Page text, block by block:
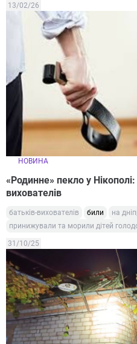
13/02/26
НОВИНА
«Родинне» пекло у
вихователів
батьків-вихователів били
на
принижували та морили дітей
31/10/25